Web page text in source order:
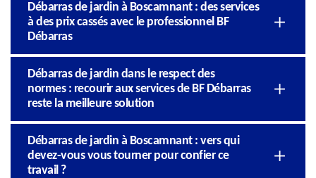
Débarras de jardin à Boscamnant : des services
à des prix cassés avec le professionnel BF
Débarras
Débarras de jardin dans le respect des
normes : recourir aux services de BF Débarras
reste la meilleure solution
Débarras de jardin à Boscamnant : vers qui
devez-vous vous tourner pour confier ce
travail ?